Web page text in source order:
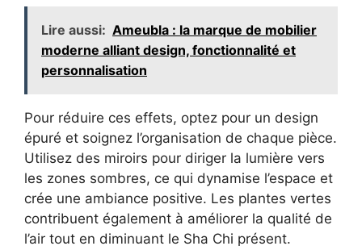
Lire aussi: Ameubla : la marque de mobilier
moderne alliant design, fonctionnalité et
personnalisation
Pour réduire ces effets, optez pour un design
épuré et soignez l’organisation de chaque pièce.
Utilisez des miroirs pour diriger la lumière vers
les zones sombres, ce qui dynamise l’espace et
crée une ambiance positive. Les plantes vertes
contribuent également à améliorer la qualité de
l’air tout en diminuant le Sha Chi présent.